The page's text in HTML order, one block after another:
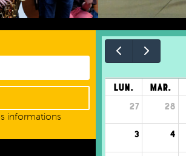
informations
lun. mar.
27
28
3 4